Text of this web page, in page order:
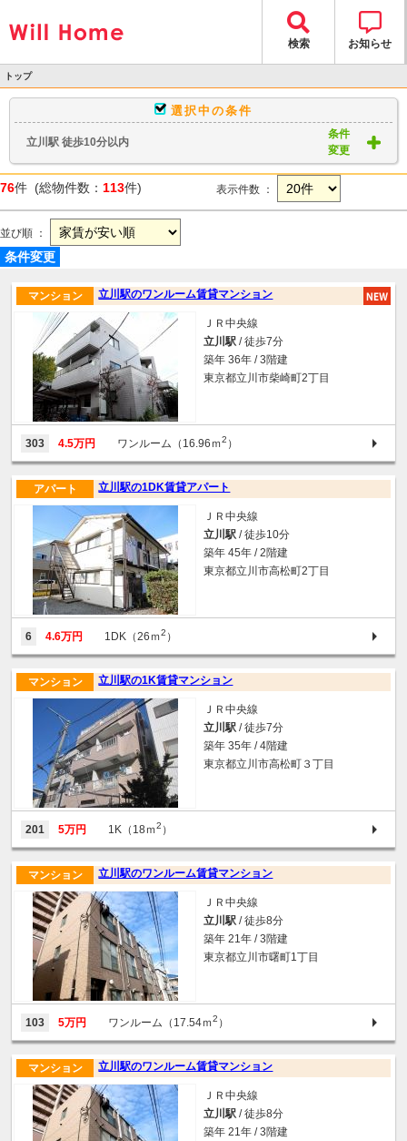
検索 お知らせ
トップ
物件検索
> 物件一覧
選択中の条件
立川駅 徒歩10分以内
条件
変更
76件 (総物件数： 113件) 表示件数 ：
並び順 ：
条件変更
立川駅のワンルーム賃貸マンション
マンション
ＪＲ中央線
立川駅 / 徒歩7分
築年 36年 / 3階建
東京都立川市柴崎町2丁目
303 4.5万円 ワンルーム（16.96ｍ2 ）
立川駅の1DK賃貸アパート
アパート
ＪＲ中央線
立川駅 / 徒歩10分
築年 45年 / 2階建
東京都立川市高松町2丁目
6 4.6万円 1DK（26ｍ2 ）
立川駅の1K賃貸マンション
マンション
ＪＲ中央線
立川駅 / 徒歩7分
築年 35年 / 4階建
東京都立川市高松町３丁目
201 5万円 1K（18ｍ2 ）
立川駅のワンルーム賃貸マンション
マンション
ＪＲ中央線
立川駅 / 徒歩8分
築年 21年 / 3階建
東京都立川市曙町1丁目
103 5万円 ワンルーム（17.54ｍ2 ）
立川駅のワンルーム賃貸マンション
マンション
ＪＲ中央線
立川駅 / 徒歩8分
築年 21年 / 3階建